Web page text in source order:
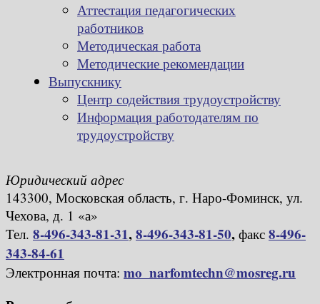
Аттестация педагогических
работников
Методическая работа
Методические рекомендации
Выпускнику
Центр содействия трудоустройству
Информация работодателям по
трудоустройству
Юридический адрес
143300, Московская область, г. Наро-Фоминск, ул.
Чехова, д. 1 «а»
Тел. 8-496-343-81-31,8-496-343-81-50, факс 8-496-
343-84-61
Электронная почта: mo_narfomtechn@mosreg.ru